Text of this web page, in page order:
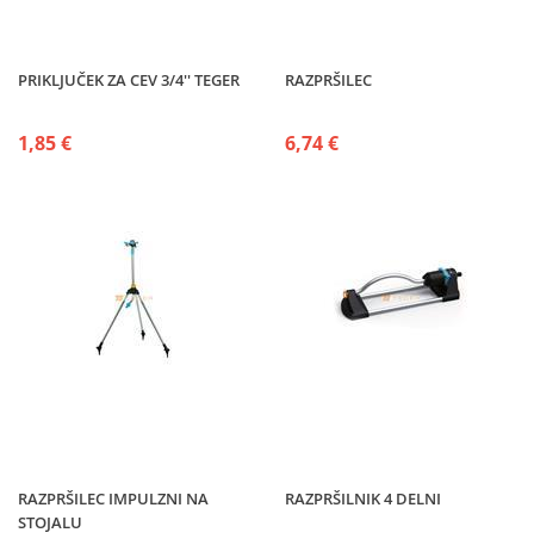
PRIKLJUČEK ZA CEV 3/4'' TEGER
1,85 €
RAZPRŠILEC
6,74 €
RAZPRŠILEC IMPULZNI NA
STOJALU
RAZPRŠILNIK 4 DELNI